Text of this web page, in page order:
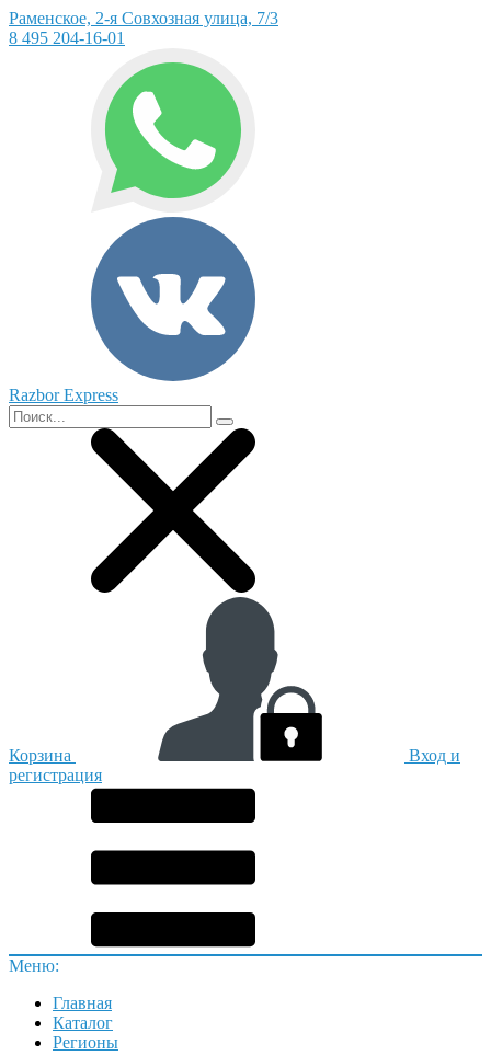
Раменское, 2-я Совхозная улица, 7/3
8 495 204-16-01
Razbor Express
Корзина
Вход и
регистрация
Меню:
Главная
Каталог
Регионы